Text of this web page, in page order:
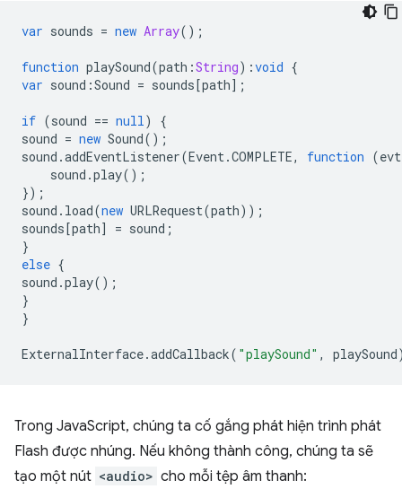
var sounds = new Array();
function playSound(path :String) :void {
var sound :Sound = sounds [path];
if (sound == null)
{
sound = new Sound();
sound .addEventListener(Event.COMPLETE, function (evt
sound .play();
});
sound . load(new URLRequest(path));
sounds [path] = sound ;
}
else {
sound .play();
}
}
ExternalInterface.addCallback( "playSound" , playSound
Trong JavaScript, chúng ta cố gắng phát hiện trình phát
Flash được nhúng. Nếu không thành công, chúng ta sẽ
tạo một nút <audio> cho mỗi tệp âm thanh: